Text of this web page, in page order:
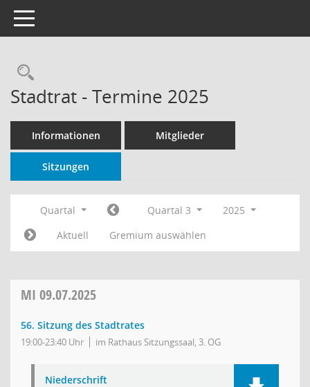
Toggle navigation
Rechercheauswahl
Stadtrat - Termine 2025
Informationen Mitglieder
Sitzungen
Quartal Quartal 3
2025
Aktuell
Gremium auswählen
MI 09.07.2025
56. Sitzung des Stadtrates
19:00-23:40 Uhr im Rathaus Sitzungssaal, 3. OG
Niederschrift